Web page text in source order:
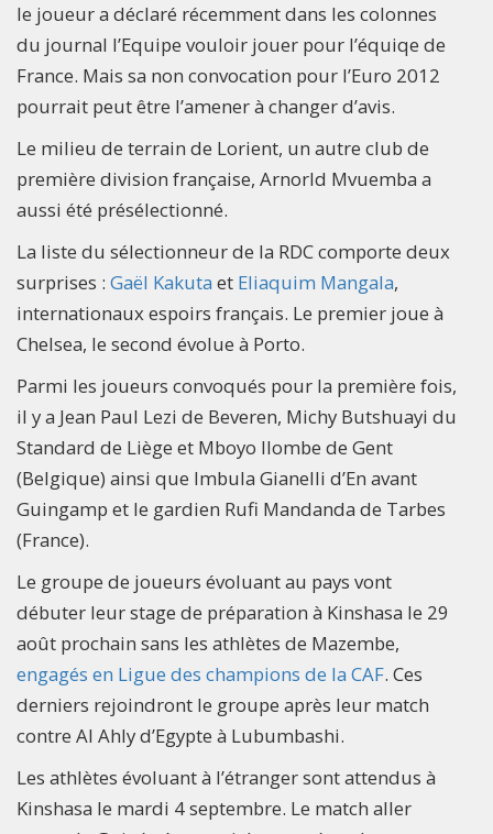
le joueur a déclaré récemment dans les colonnes
du journal l’Equipe vouloir jouer pour l’équiqe de
France. Mais sa non convocation pour l’Euro 2012
pourrait peut être l’amener à changer d’avis.
Le milieu de terrain de Lorient, un autre club de
première division française, Arnorld Mvuemba a
aussi été présélectionné.
La liste du sélectionneur de la RDC comporte deux
surprises : Gaël Kakuta et Eliaquim Mangala,
internationaux espoirs français. Le premier joue à
Chelsea, le second évolue à Porto.
Parmi les joueurs convoqués pour la première fois,
il y a Jean Paul Lezi de Beveren, Michy Butshuayi du
Standard de Liège et Mboyo Ilombe de Gent
(Belgique) ainsi que Imbula Gianelli d’En avant
Guingamp et le gardien Rufi Mandanda de Tarbes
(France).
Le groupe de joueurs évoluant au pays vont
débuter leur stage de préparation à Kinshasa le 29
août prochain sans les athlètes de Mazembe,
engagés en Ligue des champions de la CAF. Ces
derniers rejoindront le groupe après leur match
contre Al Ahly d’Egypte à Lubumbashi.
Les athlètes évoluant à l’étranger sont attendus à
Kinshasa le mardi 4 septembre. Le match aller